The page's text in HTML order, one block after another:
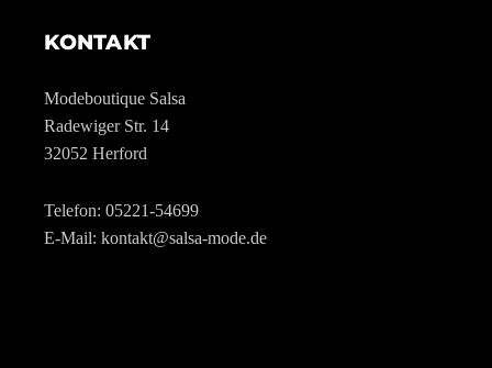
KONTAKT
Modeboutique Salsa
Radewiger Str. 14
32052 Herford
Telefon: 05221-54699
E-Mail: kontakt@salsa-mode.de